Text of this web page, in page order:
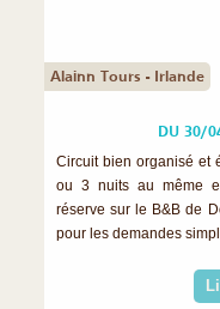
Alainn Tours - Irlande
DU 30/
Circuit bien organisé et
ou 3 nuits au même
réserve sur le B&B de
pour les demandes